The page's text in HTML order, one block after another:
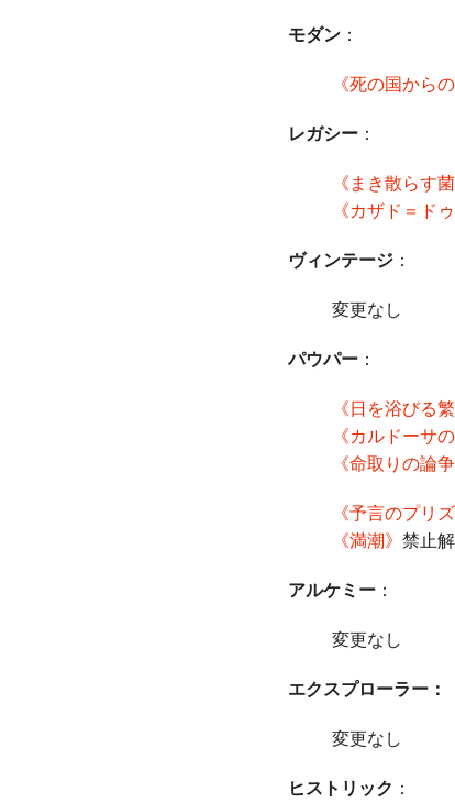
モダン ：
《死の国から
レガシー ：
《まき散らす
《カザド＝ド
ヴィンテージ ：
変更なし
パウパー ：
《日を浴びる
《カルドーサ
《命取りの論争
《予言のプリズ
《満潮》 禁止
アルケミー ：
変更なし
エクスプローラー：
変更なし
ヒストリック ：